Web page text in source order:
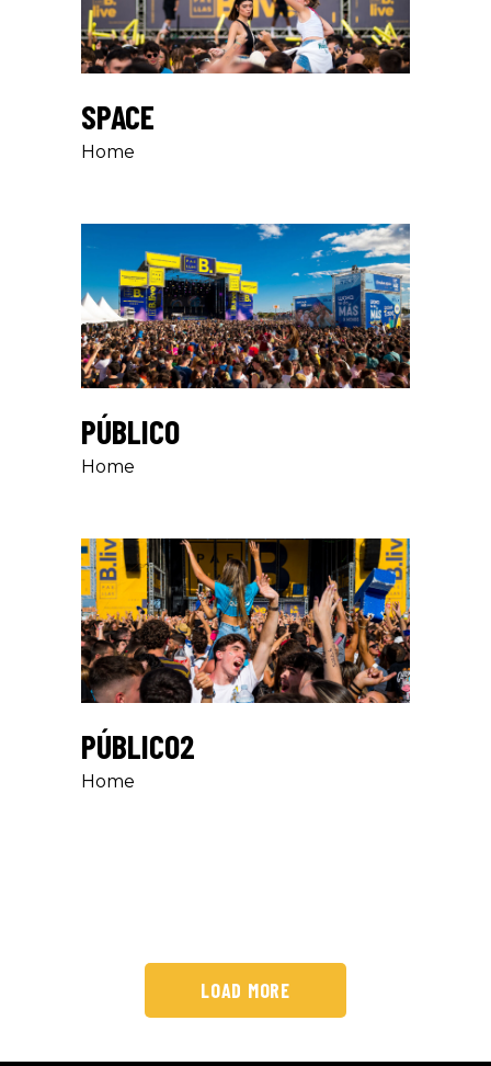
SPACE
Home
PÚBLICO
Home
PÚBLICO2
Home
LOAD MORE